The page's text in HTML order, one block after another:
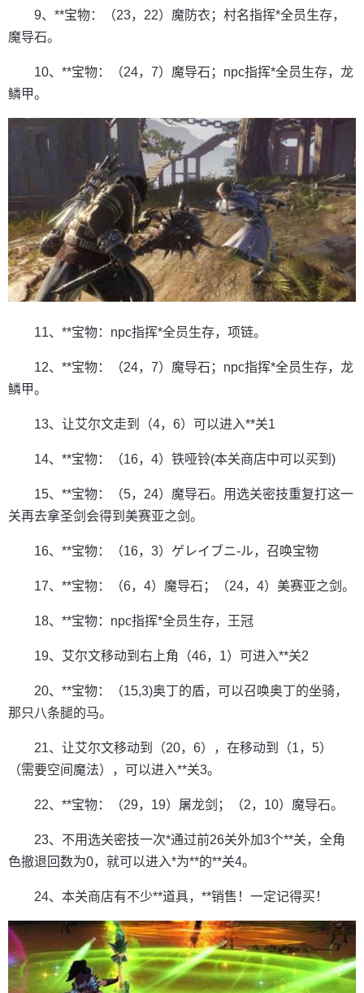
9、**宝物：（23，22）魔防衣；村名指挥*全员生存，
魔导石。
10、**宝物：（24，7）魔导石；npc指挥*全员生存，龙
鳞甲。
11、**宝物：npc指挥*全员生存，项链。
12、**宝物：（24，7）魔导石；npc指挥*全员生存，龙
鳞甲。
13、让艾尔文走到（4，6）可以进入**关1
14、**宝物：（16，4）铁哑铃(本关商店中可以买到)
15、**宝物：（5，24）魔导石。用选关密技重复打这一
关再去拿圣剑会得到美赛亚之剑。
16、**宝物：（16，3）ゲレイブニ-ル，召唤宝物
17、**宝物：（6，4）魔导石；（24，4）美赛亚之剑。
18、**宝物：npc指挥*全员生存，王冠
19、艾尔文移动到右上角（46，1）可进入**关2
20、**宝物：（15,3)奥丁的盾，可以召唤奥丁的坐骑，
那只八条腿的马。
21、让艾尔文移动到（20，6），在移动到（1，5）
（需要空间魔法），可以进入**关3。
22、**宝物：（29，19）屠龙剑；（2，10）魔导石。
23、不用选关密技一次*通过前26关外加3个**关，全角
色撤退回数为0，就可以进入*为**的**关4。
24、本关商店有不少**道具，**销售！一定记得买！